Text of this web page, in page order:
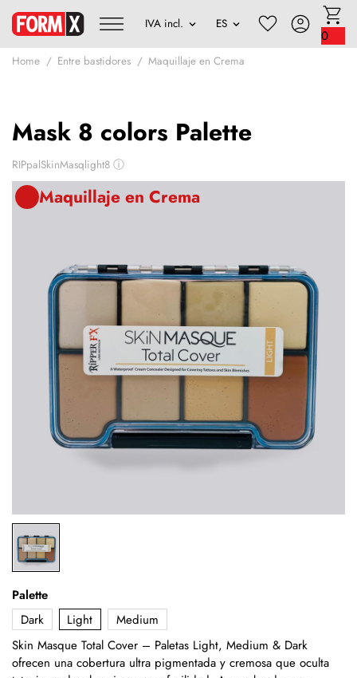
0
Home Entre bastidores Maquillaje en Crema
Mask 8 colors Palette
RIPpalSkinMasqlight8 ⓘ
Maquillaje en Crema
Palette
Dark
Light
Medium
Skin Masque Total Cover – Paletas Light, Medium & Dark
ofrecen una cobertura ultra pigmentada y cremosa que oculta